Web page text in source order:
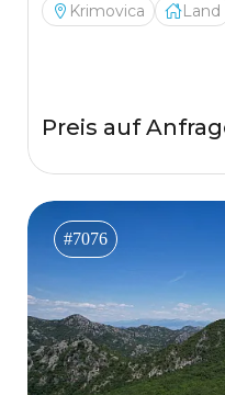
Krimovica Land
Preis auf
#7076